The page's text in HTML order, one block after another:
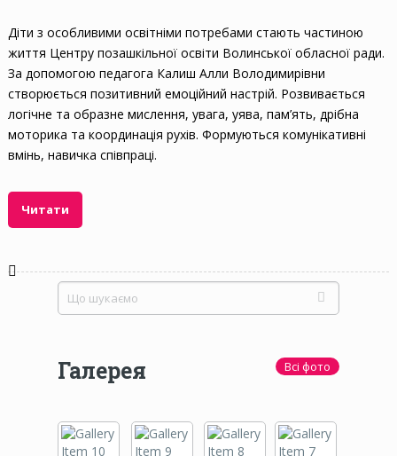
Діти з особливими освітніми потребами стають частиною
життя Центру позашкільної освіти Волинської обласної ради.
За допомогою педагога Калиш Алли Володимирівни
створюється позитивний емоційний настрій. Розвивається
логічне та образне мислення, увага, уява, пам’ять, дрібна
моторика та координація рухів. Формуються комунікативні
вмінь, навичка співпраці.
Читати
Галерея Всі фото